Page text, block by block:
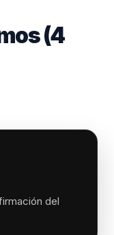
(4
del